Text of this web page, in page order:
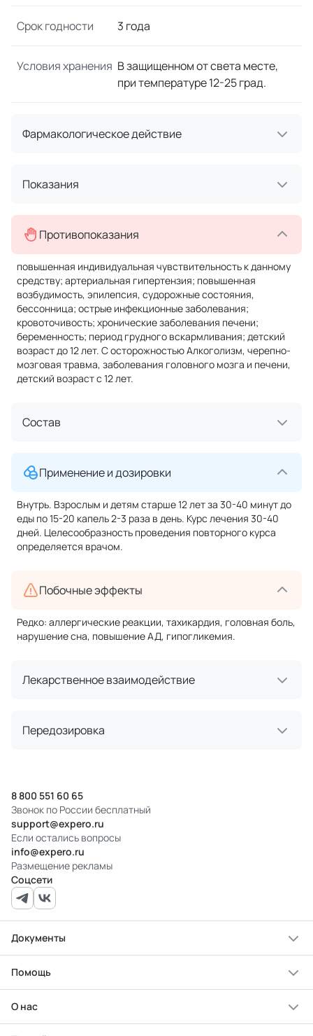
Срок годности 3 года
Условия хранения В защищенном от света месте,
при температуре 12-25 град.
Фармакологическое действие
Показания
Противопоказания
повышенная индивидуальная чувствительность к данному
средству; артериальная гипертензия; повышенная
возбудимость, эпилепсия, судорожные состояния,
бессонница; острые инфекционные заболевания;
кровоточивость; хронические заболевания печени;
беременность; период грудного вскармливания; детский
возраст до 12 лет. С осторожностью Алкоголизм, черепно-
мозговая травма, заболевания головного мозга и печени,
детский возраст с 12 лет.
Состав
Применение и дозировки
Внутрь. Взрослым и детям старше 12 лет за 30-40 минут до
еды по 15-20 капель 2-3 раза в день. Курс лечения 30-40
дней. Целесообразность проведения повторного курса
определяется врачом.
Побочные эффекты
Редко: аллергические реакции, тахикардия, головная боль,
нарушение сна, повышение АД, гипогликемия.
Лекарственное взаимодействие
Передозировка
8 800 551 60 65
Звонок по России бесплатный
support@expero.ru
Если остались вопросы
info@expero.ru
Размещение рекламы
Соцсети
Документы
Помощь
О нас